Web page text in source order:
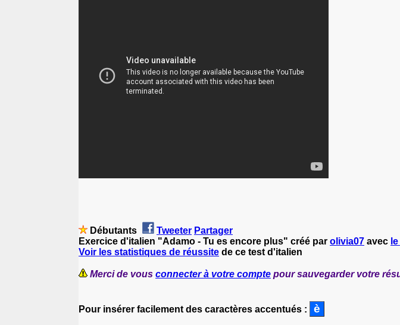
Débutants Tweeter Partager
Exercice d'italien "Adamo - Tu es encore plus" créé par olivia07 avec
Voir les statistiques de réussite de ce test d'italien
Merci de vous connecter à votre compte pour sauvegarder votre
Pour insérer facilement des caractères accentués :